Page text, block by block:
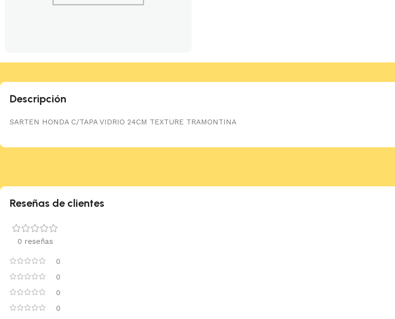
Descripción
SARTEN HONDA C/TAPA VIDRIO 24CM TEXTURE TRAMONTINA
Reseñas de clientes
0 reseñas
0
0
0
0